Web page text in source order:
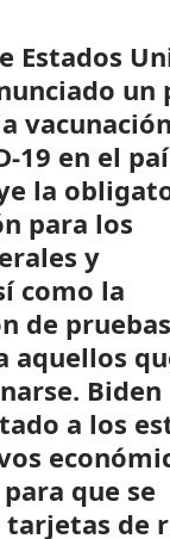
Estados
un
vacunación
19 en el
la
para los
y
como la
de pruebas
aquellos
Biden
a los
que se
tarjetas de